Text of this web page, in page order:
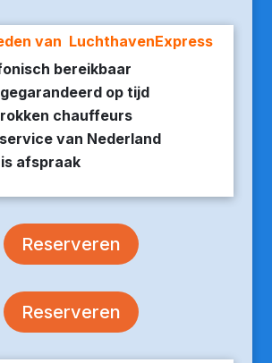
van LuchthavenExpress
bereikbaar
op tijd
chauffeurs
van Nederland
afspraak
Reserveren
Reserveren